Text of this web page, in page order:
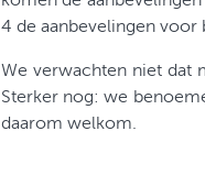
4 de aanbevelingen voor
We verwachten niet dat
Sterker nog: we
daarom welkom.